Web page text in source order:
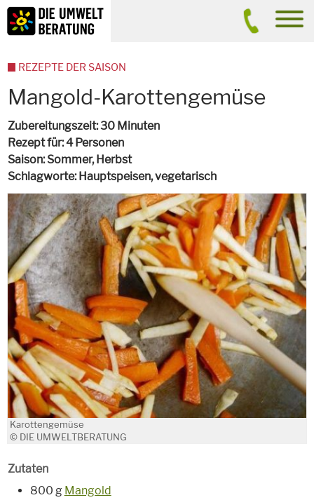
Inhalt
Suche
Mangold-Karottengemüse
Zubereitungszeit 30 Minuten
Rezept für 4 Personen
Saison Sommer, Herbst
Schlagworte Hauptspeisen,vegetarisch
Karottengemüse
© DIE UMWELTBERATUNG
Zutaten
800 g Mangold
REZEPTE DER SAISON